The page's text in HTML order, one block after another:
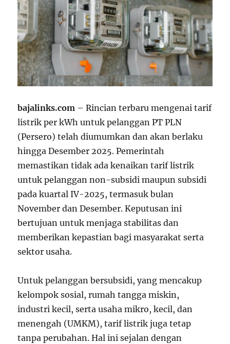
bajalinks.com – Rincian terbaru mengenai tarif
listrik per kWh untuk pelanggan PT PLN
(Persero) telah diumumkan dan akan berlaku
hingga Desember 2025. Pemerintah
memastikan tidak ada kenaikan tarif listrik
untuk pelanggan non-subsidi maupun subsidi
pada kuartal IV-2025, termasuk bulan
November dan Desember. Keputusan ini
bertujuan untuk menjaga stabilitas dan
memberikan kepastian bagi masyarakat serta
sektor usaha.
Untuk pelanggan bersubsidi, yang mencakup
kelompok sosial, rumah tangga miskin,
industri kecil, serta usaha mikro, kecil, dan
menengah (UMKM), tarif listrik juga tetap
tanpa perubahan. Hal ini sejalan dengan